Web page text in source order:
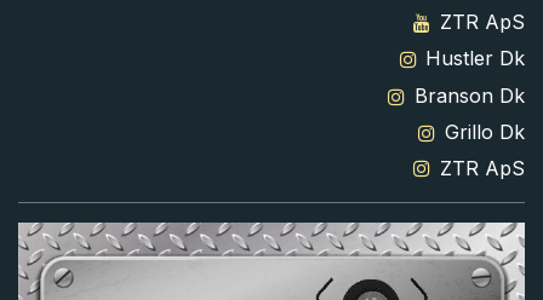
ZTR ApS
Hustler Dk
Branson Dk
Grillo Dk
ZTR ApS